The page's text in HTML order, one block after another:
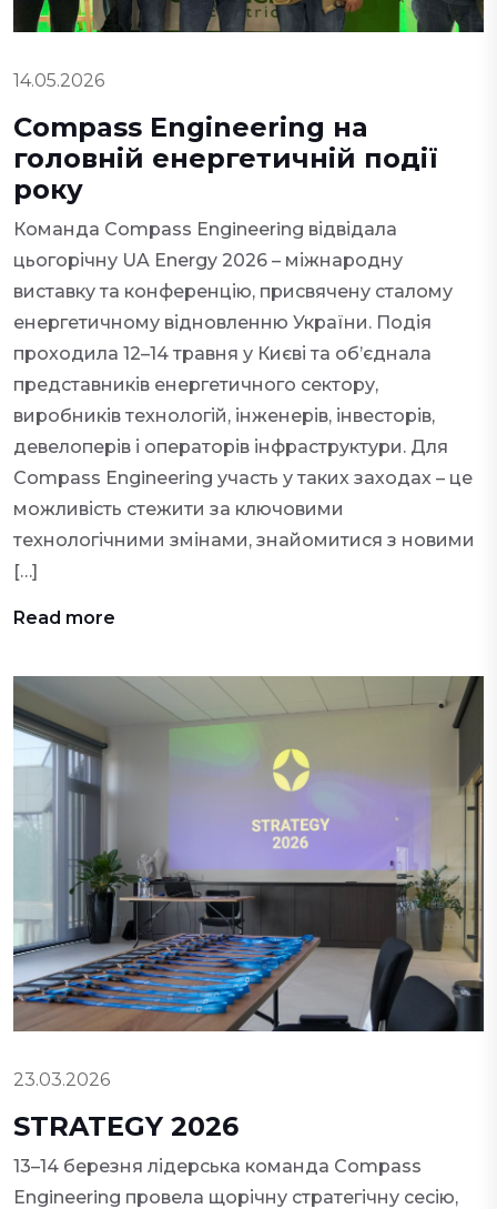
14.05.2026
Compass Engineering на
головній енергетичній події
року
Команда Compass Engineering відвідала
цьогорічну UA Energy 2026 – міжнародну
виставку та конференцію, присвячену сталому
енергетичному відновленню України. Подія
проходила 12–14 травня у Києві та об’єднала
представників енергетичного сектору,
виробників технологій, інженерів, інвесторів,
девелоперів і операторів інфраструктури. Для
Compass Engineering участь у таких заходах – це
можливість стежити за ключовими
технологічними змінами, знайомитися з новими
[…]
Read more
23.03.2026
STRATEGY 2026
13–14 березня лідерська команда Compass
Engineering провела щорічну стратегічну сесію,